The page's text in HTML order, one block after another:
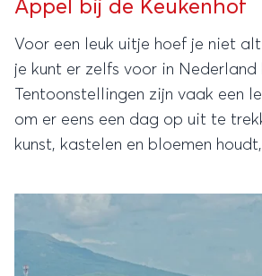
Appel bij de Keukenhof
Voor een leuk uitje hoef je niet
je kunt er zelfs voor in Nederland
Tentoonstellingen zijn vaak een
om er eens een dag op uit te
kunst, kastelen en bloemen